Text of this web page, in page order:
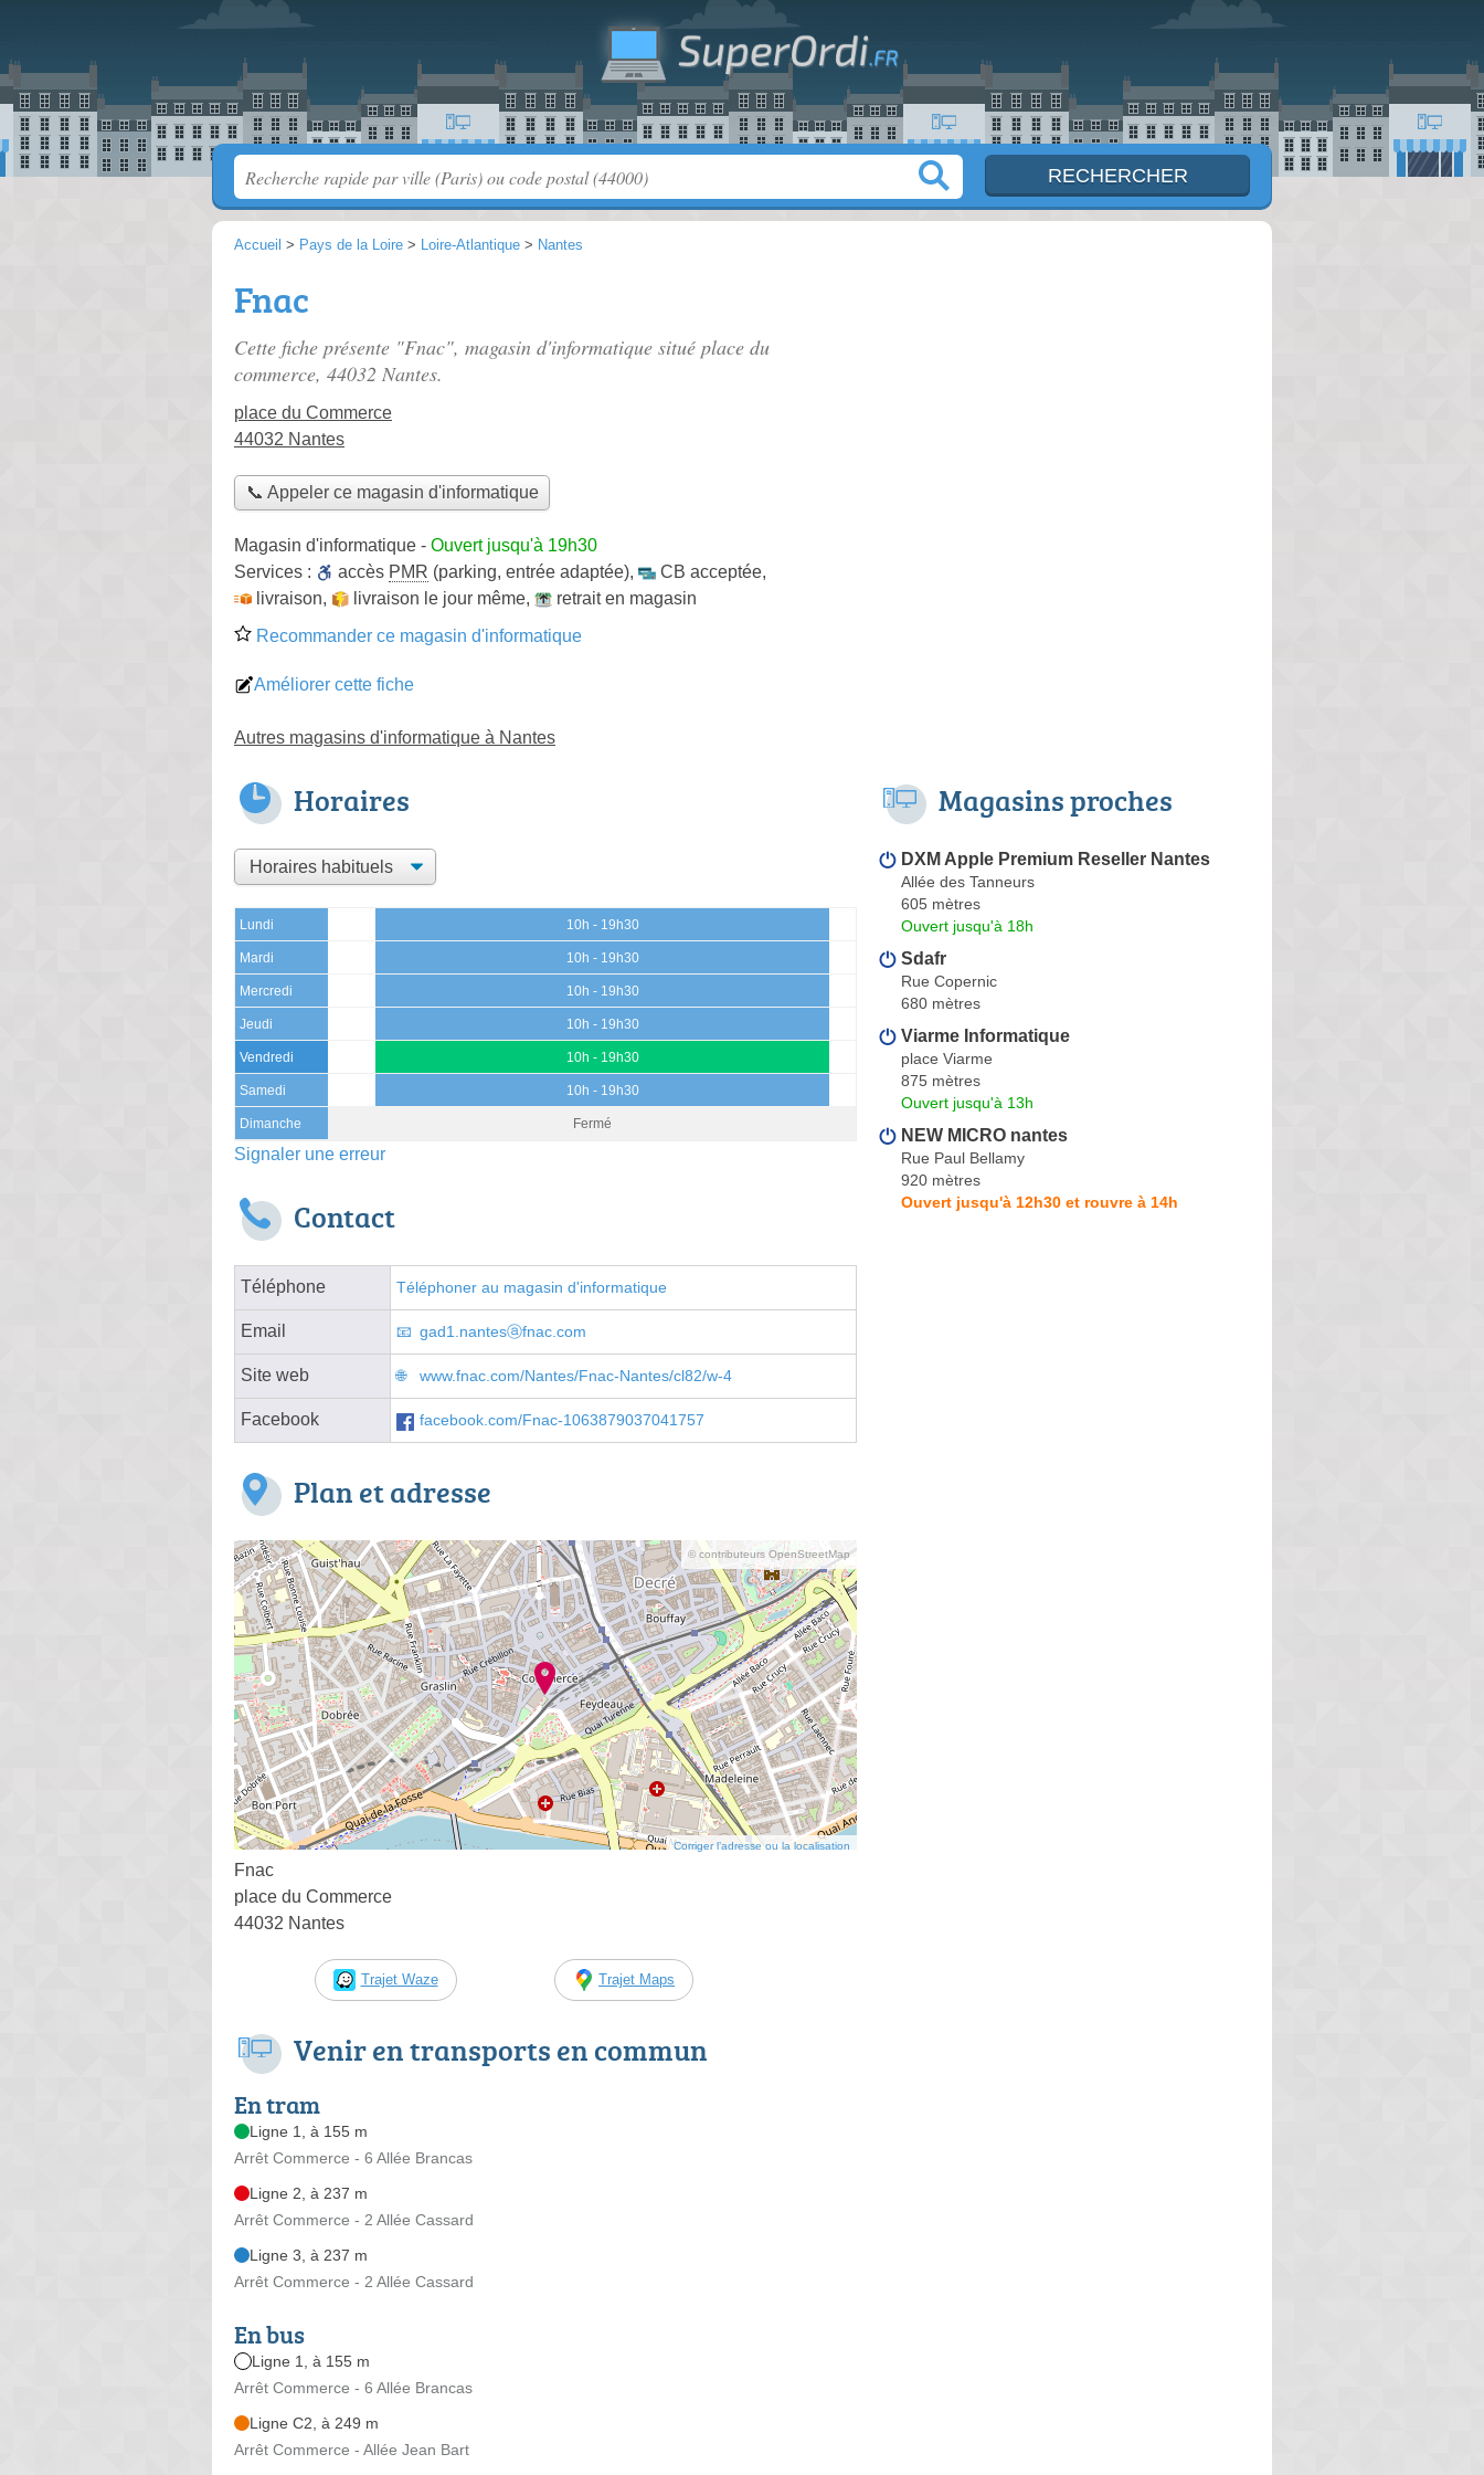
Accueil > Pays de la Loire > Loire-Atlantique > Nantes
Fnac
Cette fiche présente "Fnac", magasin d'informatique situé place du
commerce, 44032 Nantes.
place du Commerce
44032 Nantes
📞 Appeler ce magasin d'informatique
Magasin d'informatique - Ouvert jusqu'à 19h30
Services :
accès PMR (parking, entrée adaptée), CB acceptée,
livraison, livraison le jour même,
retrait en magasin
Recommander ce magasin d'informatique
Améliorer cette fiche
Autres magasins d'informatique à Nantes
Horaires
Lundi 10h - 19h30
Mardi 10h - 19h30
Mercredi 10h - 19h30
Jeudi 10h - 19h30
Vendredi 10h - 19h30
Samedi 10h - 19h30
Dimanche Fermé
Signaler une erreur
Contact
Téléphone Téléphoner au magasin d'informatique
Email gad1.nantesⓐfnac.com
Site web www.fnac.com/Nantes/Fnac-Nantes/cl82/w-4
Facebook facebook.com/Fnac-1063879037041757
Plan et adresse
© contributeurs OpenStreetMap
Corriger l’adresse ou la localisation
Fnac
place du Commerce
44032 Nantes
Trajet Waze Trajet Maps
Venir en transports en commun
En tram
Ligne 1, à 155 m
Arrêt Commerce - 6 Allée Brancas
Ligne 2, à 237 m
Arrêt Commerce - 2 Allée Cassard
Ligne 3, à 237 m
Arrêt Commerce - 2 Allée Cassard
En bus
Ligne 1, à 155 m
Arrêt Commerce - 6 Allée Brancas
Ligne C2, à 249 m
Arrêt Commerce - Allée Jean Bart
Magasins proches
DXM Apple Premium Reseller Nantes
Allée des Tanneurs
605 mètres
Ouvert jusqu'à 18h
Sdafr
Rue Copernic
680 mètres
Viarme Informatique
place Viarme
875 mètres
Ouvert jusqu'à 13h
NEW MICRO nantes
Rue Paul Bellamy
920 mètres
Ouvert jusqu'à 12h30 et rouvre à 14h